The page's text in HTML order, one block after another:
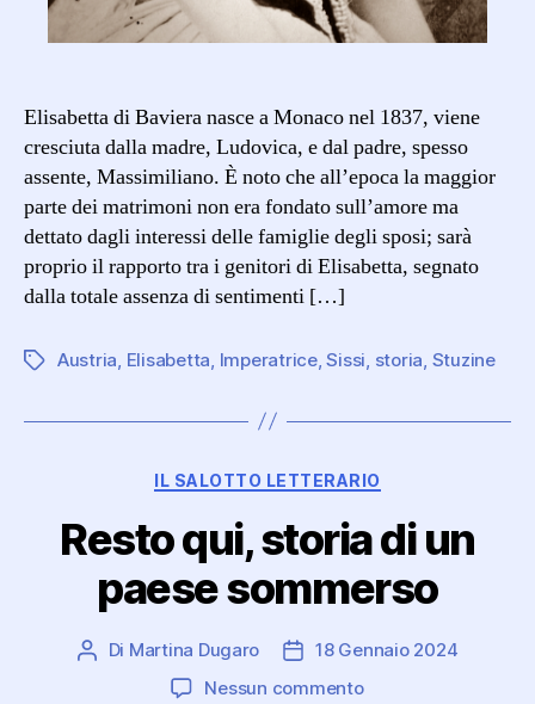
Elisabetta di Baviera nasce a Monaco nel 1837, viene
cresciuta dalla madre, Ludovica, e dal padre, spesso
assente, Massimiliano. È noto che all’epoca la maggior
parte dei matrimoni non era fondato sull’amore ma
dettato dagli interessi delle famiglie degli sposi; sarà
proprio il rapporto tra i genitori di Elisabetta, segnato
dalla totale assenza di sentimenti […]
Tag Austria, Elisabetta, Imperatrice,Sissi, storia, Stuzine
Categorie
IL SALOTTO LETTERARIO
Resto qui, storia di un
paese sommerso
Autore
Di Martina Dugaro
Data
dell'articolo
18 Gennaio 2024
Nessun commentosu